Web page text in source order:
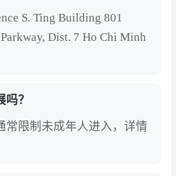
预登记办理需实名制绑定
后主办方需进行观众身份
展会入场标准的客户会要
护照原件和确认函换领
入场。
妆品展览会的展商名录、
:Molékulaire、GOREE C
S. Ting Building 801
Dist. 7 Ho Chi Minh
？
常限制未成年人进入，详情